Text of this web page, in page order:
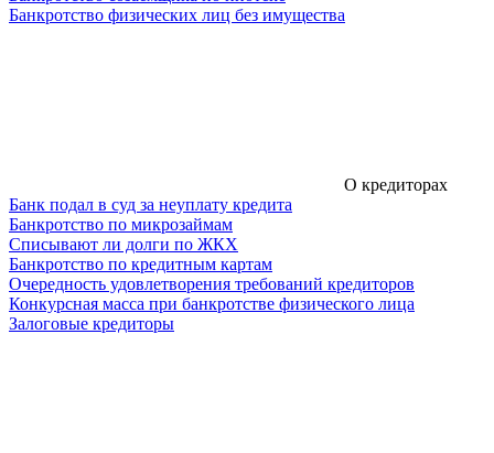
Банкротство физических лиц без имущества
О кредиторах
Банк подал в суд за неуплату кредита
Банкротство по микрозаймам
Списывают ли долги по ЖКХ
Банкротство по кредитным картам
Очередность удовлетворения требований кредиторов
Конкурсная масса при банкротстве физического лица
Залоговые кредиторы